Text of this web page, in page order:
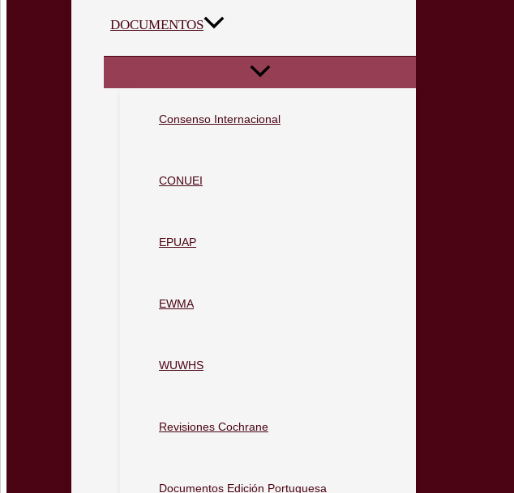
DOCUMENTOS
Consenso Internacional
CONUEI
EPUAP
EWMA
WUWHS
Revisiones Cochrane
Documentos Edición Portuguesa